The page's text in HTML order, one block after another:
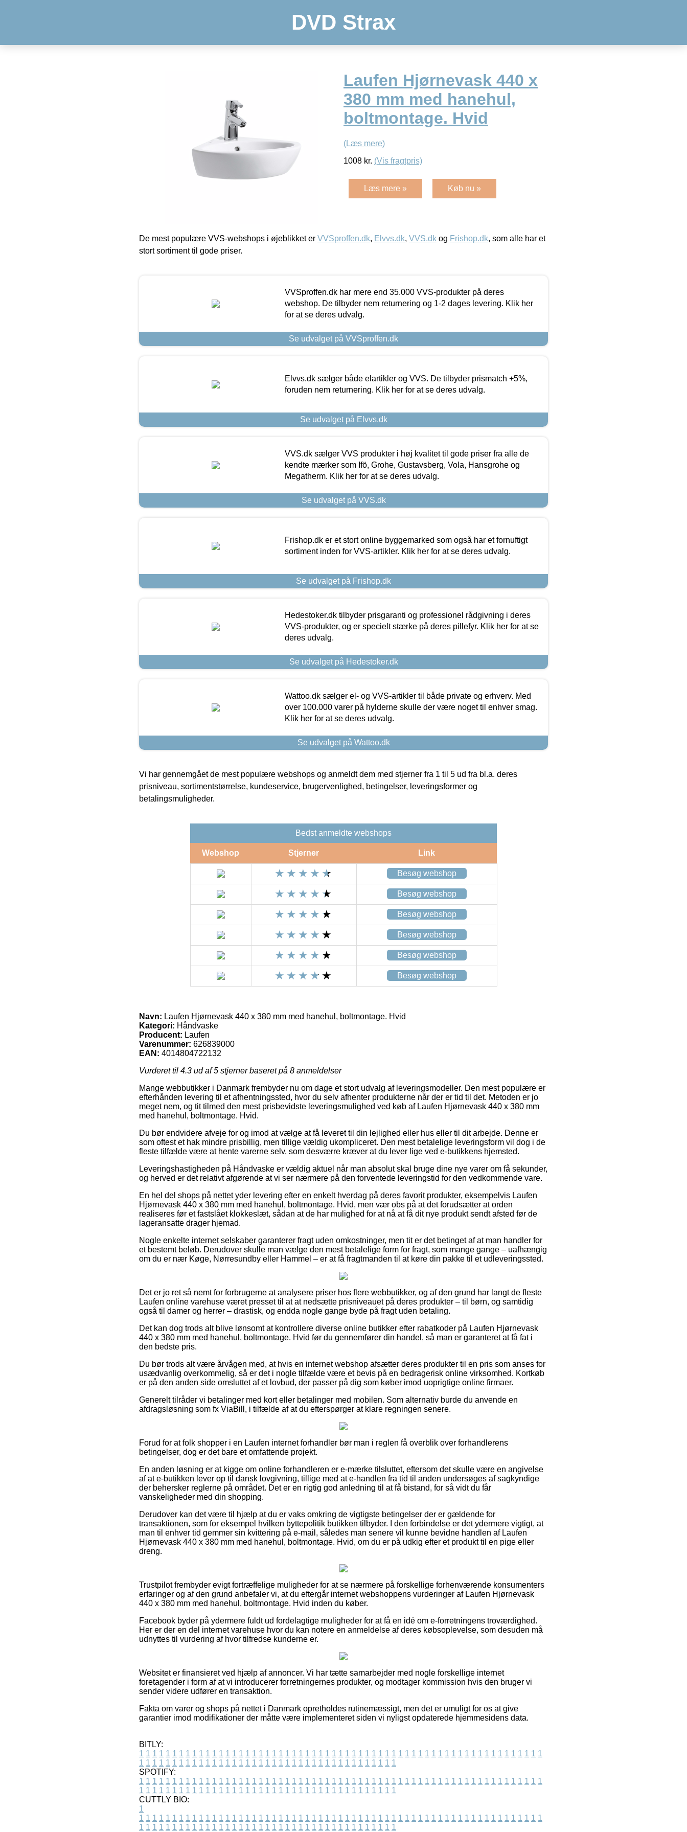
DVD Strax
Laufen Hjørnevask 440 x
380 mm med hanehul,
boltmontage. Hvid
(Læs mere)
1008 kr. (Vis fragtpris)
Læs mere » Køb nu »
De mest populære VVS-webshops i øjeblikket er VVSproffen.dk, Elvvs.dk, VVS.dk og Frishop.dk, som alle har et
stort sortiment til gode priser.
VVSproffen.dk har mere end 35.000 VVS-produkter på deres
webshop. De tilbyder nem returnering og 1-2 dages levering. Klik her
for at se deres udvalg.
Se udvalget på VVSproffen.dk
Elvvs.dk sælger både elartikler og VVS. De tilbyder prismatch +5%,
foruden nem returnering. Klik her for at se deres udvalg.
Se udvalget på Elvvs.dk
VVS.dk sælger VVS produkter i høj kvalitet til gode priser fra alle de
kendte mærker som Ifö, Grohe, Gustavsberg, Vola, Hansgrohe og
Megatherm. Klik her for at se deres udvalg.
Se udvalget på VVS.dk
Frishop.dk er et stort online byggemarked som også har et fornuftigt
sortiment inden for VVS-artikler. Klik her for at se deres udvalg.
Se udvalget på Frishop.dk
Hedestoker.dk tilbyder prisgaranti og professionel rådgivning i deres
VVS-produkter, og er specielt stærke på deres pillefyr. Klik her for at se
deres udvalg.
Se udvalget på Hedestoker.dk
Wattoo.dk sælger el- og VVS-artikler til både private og erhverv. Med
over 100.000 varer på hylderne skulle der være noget til enhver smag.
Klik her for at se deres udvalg.
Se udvalget på Wattoo.dk
Vi har gennemgået de mest populære webshops og anmeldt dem med stjerner fra 1 til 5 ud fra bl.a. deres
prisniveau, sortimentstørrelse, kundeservice, brugervenlighed, betingelser, leveringsformer og
betalingsmuligheder.
Bedst anmeldte webshops
Webshop Stjerner Link
Besøg webshop
Besøg webshop
Besøg webshop
Besøg webshop
Besøg webshop
Besøg webshop
Navn: Laufen Hjørnevask 440 x 380 mm med hanehul, boltmontage. Hvid
Kategori: Håndvaske
Producent: Laufen
Varenummer: 626839000
EAN: 4014804722132
Vurderet til 4.3 ud af 5 stjerner baseret på 8 anmeldelser
Mange webbutikker i Danmark frembyder nu om dage et stort udvalg af leveringsmodeller. Den mest populære er
efterhånden levering til et afhentningssted, hvor du selv afhenter produkterne når der er tid til det. Metoden er jo
meget nem, og tit tilmed den mest prisbevidste leveringsmulighed ved køb af Laufen Hjørnevask 440 x 380 mm
med hanehul, boltmontage. Hvid.
Du bør endvidere afveje for og imod at vælge at få leveret til din lejlighed eller hus eller til dit arbejde. Denne er
som oftest et hak mindre prisbillig, men tillige vældig ukompliceret. Den mest betalelige leveringsform vil dog i de
fleste tilfælde være at hente varerne selv, som desværre kræver at du lever lige ved e-butikkens hjemsted.
Leveringshastigheden på Håndvaske er vældig aktuel når man absolut skal bruge dine nye varer om få sekunder,
og herved er det relativt afgørende at vi ser nærmere på den forventede leveringstid for den vedkommende vare.
En hel del shops på nettet yder levering efter en enkelt hverdag på deres favorit produkter, eksempelvis Laufen
Hjørnevask 440 x 380 mm med hanehul, boltmontage. Hvid, men vær obs på at det forudsætter at orden
realiseres før et fastslået klokkeslæt, sådan at de har mulighed for at nå at få dit nye produkt sendt afsted før de
lageransatte drager hjemad.
Nogle enkelte internet selskaber garanterer fragt uden omkostninger, men tit er det betinget af at man handler for
et bestemt beløb. Derudover skulle man vælge den mest betalelige form for fragt, som mange gange – uafhængig
om du er nær Køge, Nørresundby eller Hammel – er at få fragtmanden til at køre din pakke til et udleveringssted.
Det er jo ret så nemt for forbrugerne at analysere priser hos flere webbutikker, og af den grund har langt de fleste
Laufen online varehuse været presset til at at nedsætte prisniveauet på deres produkter – til børn, og samtidig
også til damer og herrer – drastisk, og endda nogle gange byde på fragt uden betaling.
Det kan dog trods alt blive lønsomt at kontrollere diverse online butikker efter rabatkoder på Laufen Hjørnevask
440 x 380 mm med hanehul, boltmontage. Hvid før du gennemfører din handel, så man er garanteret at få fat i
den bedste pris.
Du bør trods alt være årvågen med, at hvis en internet webshop afsætter deres produkter til en pris som anses for
usædvanlig overkommelig, så er det i nogle tilfælde være et bevis på en bedragerisk online virksomhed. Kortkøb
er på den anden side omsluttet af et lovbud, der passer på dig som køber imod uoprigtige online firmaer.
Generelt tilråder vi betalinger med kort eller betalinger med mobilen. Som alternativ burde du anvende en
afdragsløsning som fx ViaBill, i tilfælde af at du efterspørger at klare regningen senere.
Forud for at folk shopper i en Laufen internet forhandler bør man i reglen få overblik over forhandlerens
betingelser, dog er det bare et omfattende projekt.
En anden løsning er at kigge om online forhandleren er e-mærke tilsluttet, eftersom det skulle være en angivelse
af at e-butikken lever op til dansk lovgivning, tillige med at e-handlen fra tid til anden undersøges af sagkyndige
der behersker reglerne på området. Det er en rigtig god anledning til at få bistand, for så vidt du får
vanskeligheder med din shopping.
Derudover kan det være til hjælp at du er vaks omkring de vigtigste betingelser der er gældende for
transaktionen, som for eksempel hvilken byttepolitik butikken tilbyder. I den forbindelse er det ydermere vigtigt, at
man til enhver tid gemmer sin kvittering på e-mail, således man senere vil kunne bevidne handlen af Laufen
Hjørnevask 440 x 380 mm med hanehul, boltmontage. Hvid, om du er på udkig efter et produkt til en pige eller
dreng.
Trustpilot frembyder evigt fortræffelige muligheder for at se nærmere på forskellige forhenværende konsumenters
erfaringer og af den grund anbefaler vi, at du eftergår internet webshoppens vurderinger af Laufen Hjørnevask
440 x 380 mm med hanehul, boltmontage. Hvid inden du køber.
Facebook byder på ydermere fuldt ud fordelagtige muligheder for at få en idé om e-forretningens troværdighed.
Her er der en del internet varehuse hvor du kan notere en anmeldelse af deres købsoplevelse, som desuden må
udnyttes til vurdering af hvor tilfredse kunderne er.
Websitet er finansieret ved hjælp af annoncer. Vi har tætte samarbejder med nogle forskellige internet
foretagender i form af at vi introducerer forretningernes produkter, og modtager kommission hvis den bruger vi
sender videre udfører en transaktion.
Fakta om varer og shops på nettet i Danmark opretholdes rutinemæssigt, men det er umuligt for os at give
garantier imod modifikationer der måtte være implementeret siden vi nyligst opdaterede hjemmesidens data.
BITLY:
1 1 1 1 1 1 1 1 1 1 1 1 1 1 1 1 1 1 1 1 1 1 1 1 1 1 1 1 1 1 1 1 1 1 1 1 1 1 1 1 1 1 1 1 1 1 1 1 1 1 1 1 1 1 1 1 1 1 1 1 1
1 1 1 1 1 1 1 1 1 1 1 1 1 1 1 1 1 1 1 1 1 1 1 1 1 1 1 1 1 1 1 1 1 1 1 1 1 1 1
SPOTIFY:
1 1 1 1 1 1 1 1 1 1 1 1 1 1 1 1 1 1 1 1 1 1 1 1 1 1 1 1 1 1 1 1 1 1 1 1 1 1 1 1 1 1 1 1 1 1 1 1 1 1 1 1 1 1 1 1 1 1 1 1 1
1 1 1 1 1 1 1 1 1 1 1 1 1 1 1 1 1 1 1 1 1 1 1 1 1 1 1 1 1 1 1 1 1 1 1 1 1 1 1
CUTTLY BIO:
1
1 1 1 1 1 1 1 1 1 1 1 1 1 1 1 1 1 1 1 1 1 1 1 1 1 1 1 1 1 1 1 1 1 1 1 1 1 1 1 1 1 1 1 1 1 1 1 1 1 1 1 1 1 1 1 1 1 1 1 1 1
1 1 1 1 1 1 1 1 1 1 1 1 1 1 1 1 1 1 1 1 1 1 1 1 1 1 1 1 1 1 1 1 1 1 1 1 1 1 1